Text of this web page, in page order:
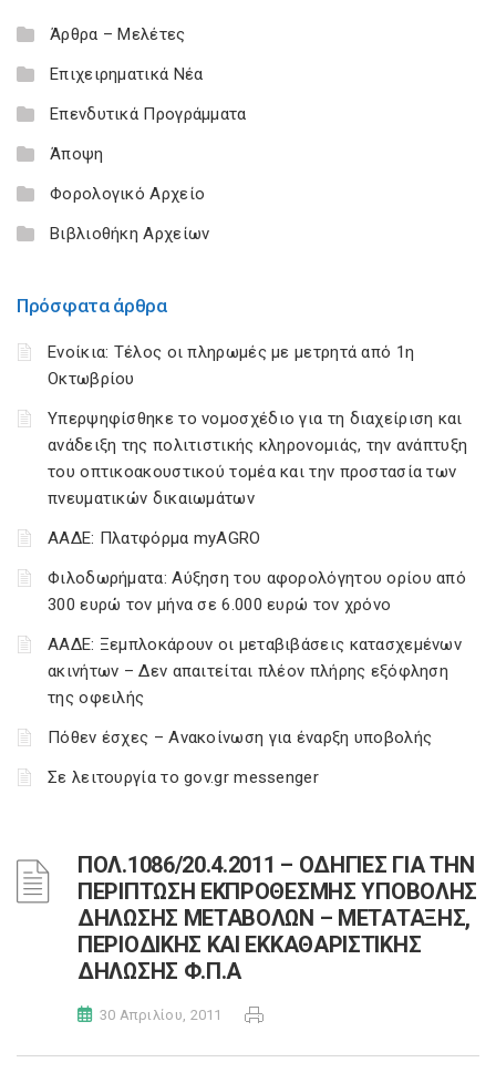
Άρθρα – Μελέτες
Επιχειρηματικά Νέα
Επενδυτικά Προγράμματα
Άποψη
Φορολογικό Αρχείο
Βιβλιοθήκη Αρχείων
Πρόσφατα άρθρα
Ενοίκια: Τέλος οι πληρωμές με μετρητά από 1η
Οκτωβρίου
Υπερψηφίσθηκε το νομοσχέδιο για τη διαχείριση και
ανάδειξη της πολιτιστικής κληρονομιάς, την ανάπτυξη
του οπτικοακουστικού τομέα και την προστασία των
πνευματικών δικαιωμάτων
ΑΑΔΕ: Πλατφόρμα myAGRO
Φιλοδωρήματα: Αύξηση του αφορολόγητου ορίου από
300 ευρώ τον μήνα σε 6.000 ευρώ τον χρόνο
ΑΑΔΕ: Ξεμπλοκάρουν οι μεταβιβάσεις κατασχεμένων
ακινήτων – Δεν απαιτείται πλέον πλήρης εξόφληση
της οφειλής
Πόθεν έσχες – Ανακοίνωση για έναρξη υποβολής
Σε λειτουργία το gov.gr messenger
ΠΟΛ.1086/20.4.2011 – ΟΔΗΓΙΕΣ ΓΙΑ ΤΗΝ
ΠΕΡΙΠΤΩΣΗ ΕΚΠΡΟΘΕΣΜΗΣ ΥΠΟΒΟΛΗΣ
ΔΗΛΩΣΗΣ ΜΕΤΑΒΟΛΩΝ – ΜΕΤΑΤΑΞΗΣ,
ΠΕΡΙΟΔΙΚΗΣ ΚΑΙ ΕΚΚΑΘΑΡΙΣΤΙΚΗΣ
ΔΗΛΩΣΗΣ Φ.Π.Α
30 Απριλίου, 2011